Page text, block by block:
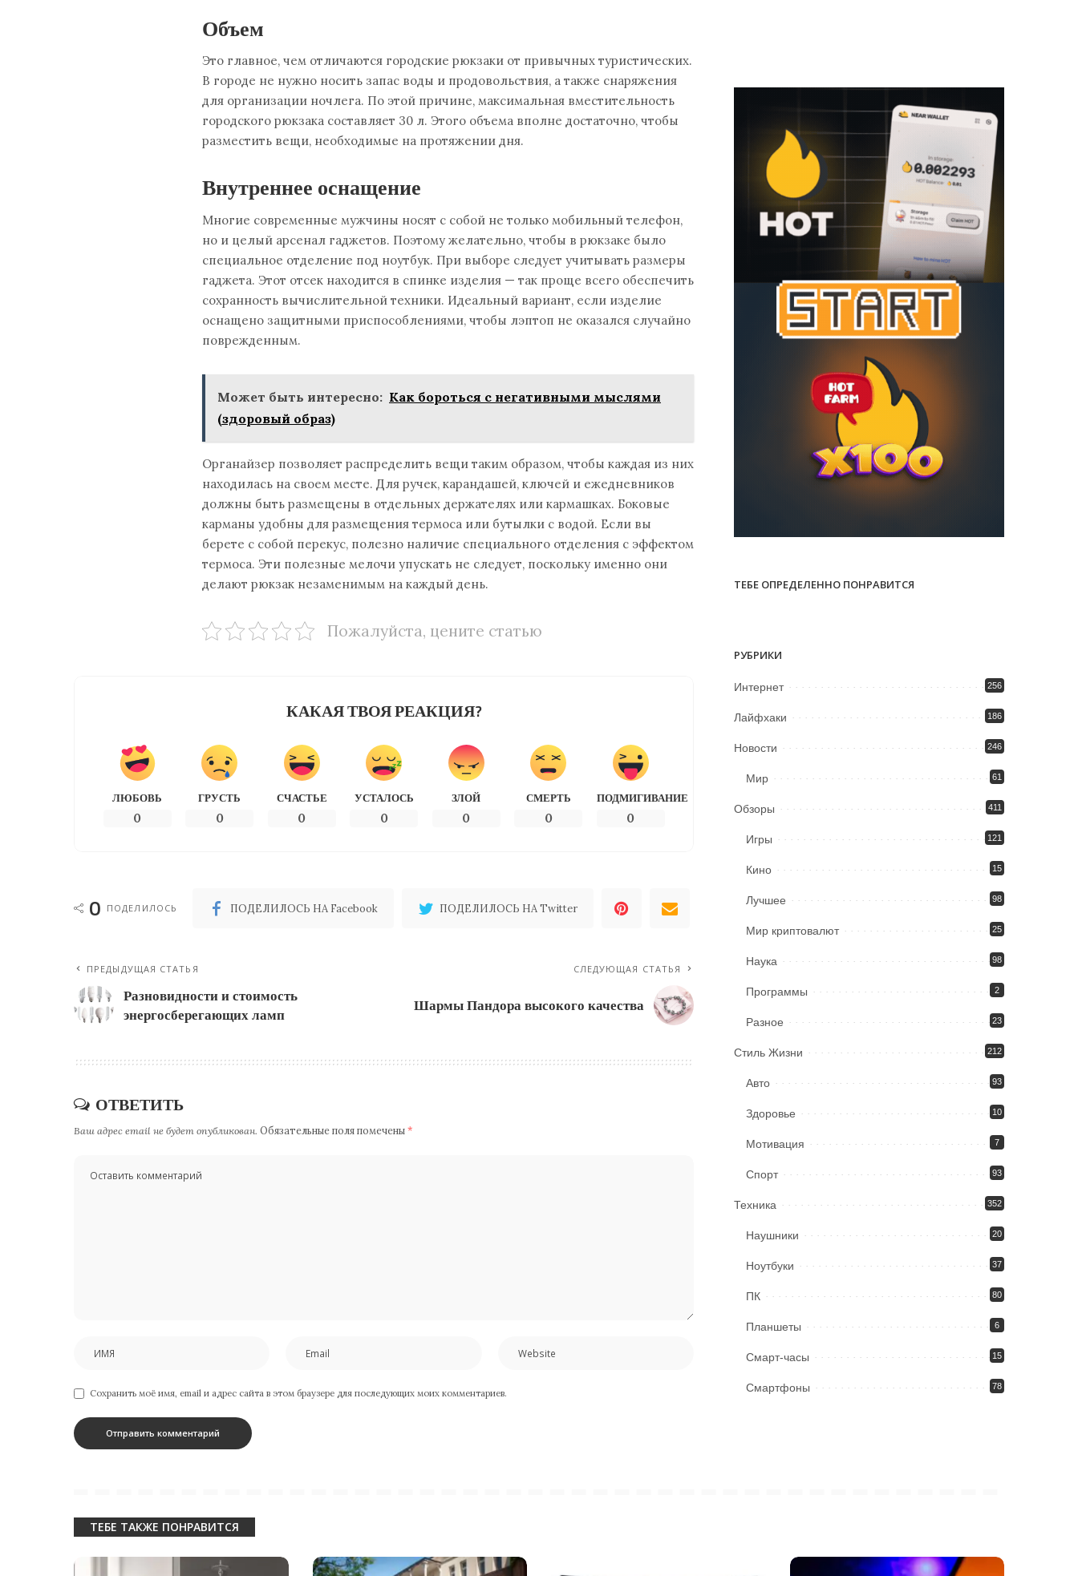
Объем
Это главное, чем отличаются городские рюкзаки от привычных туристических.
В городе не нужно носить запас воды и продовольствия, а также снаряжения
для организации ночлега. По этой причине, максимальная вместительность
городского рюкзака составляет 30 л. Этого объема вполне достаточно, чтобы
разместить вещи, необходимые на протяжении дня.
Внутреннее оснащение
Многие современные мужчины носят с собой не только мобильный телефон,
но и целый арсенал гаджетов. Поэтому желательно, чтобы в рюкзаке было
специальное отделение под ноутбук. При выборе следует учитывать размеры
гаджета. Этот отсек находится в спинке изделия — так проще всего обеспечить
сохранность вычислительной техники. Идеальный вариант, если изделие
оснащено защитными приспособлениями, чтобы лэптоп не оказался случайно
поврежденным.
Может быть интересно: Как бороться с негативными мыслями
(здоровый образ)
Органайзер позволяет распределить вещи таким образом, чтобы каждая из них
находилась на своем месте. Для ручек, карандашей, ключей и ежедневников
должны быть размещены в отдельных держателях или кармашках. Боковые
карманы удобны для размещения термоса или бутылки с водой. Если вы
берете с собой перекус, полезно наличие специального отделения с эффектом
термоса. Эти полезные мелочи упускать не следует, поскольку именно они
делают рюкзак незаменимым на каждый день.
Пожалуйста, цените статью
КАКАЯ ТВОЯ РЕАКЦИЯ?
ЛЮБОВЬ
0
ГРУСТЬ
0
СЧАСТЬЕ
0
УСТАЛОСЬ
0
ЗЛОЙ
0
СМЕРТЬ
0
ПОДМИГИВАНИЕ
0
0 ПОДЕЛИЛОСЬ ПОДЕЛИЛОСЬ НА Facebook ПОДЕЛИЛОСЬ НА Twitter
ПРЕДЫДУЩАЯ СТАТЬЯ
Разновидности и стоимость
энергосберегающих ламп
СЛЕДУЮЩАЯ СТАТЬЯ
Шармы Пандора высокого качества
ОТВЕТИТЬ
Ваш адрес email не будет опубликован. Обязательные поля помечены *
Сохранить моё имя, email и адрес сайта в этом браузере для последующих моих комментариев.
ТЕБЕ ОПРЕДЕЛЕННО ПОНРАВИТСЯ
РУБРИКИ
Интернет 256
Лайфхаки 186
Новости 246
Мир 61
Обзоры 411
Игры 121
Кино 15
Лучшее 98
Мир криптовалют 25
Наука 98
Программы 2
Разное 23
Стиль Жизни 212
Авто 93
Здоровье 10
Мотивация 7
Спорт 93
Техника 352
Наушники 20
Ноутбуки 37
ПК 80
Планшеты 6
Смарт-часы 15
Смартфоны 78
ТЕБЕ ТАКЖЕ ПОНРАВИТСЯ